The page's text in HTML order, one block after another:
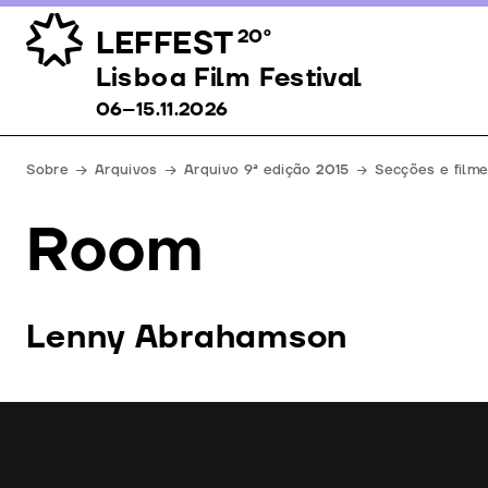
LEFFEST20º
Lisboa Film Festival 06–15.11.2026
Lisboa Film Festival
06–15.11.2026
Sobre Arquivos Arquivo 9ª edição 2015 Secções e
Room
Lenny Abrahamson